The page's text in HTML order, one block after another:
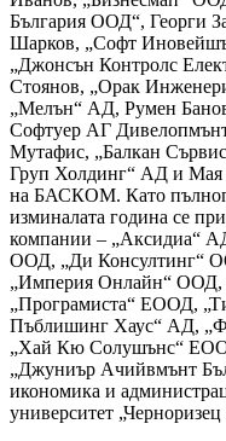
България ООД“, Георги
Шарков, „Софт
„Джонсън Контролс
Стоянов, „Орак
„Мелън“ АД, Румен
Софтуер АГ
Мутафис, „Балкан
Груп Холдинг“ АД и Мая
на БАСКОМ. Като
изминалата година се
компании – „Аксидиа“
ООД, „Ди Консултинг“
„Империя Онлайн“ ООД,
„Програмиста“ ЕООД,
Пъблишинг Хаус“ АД,
„Хай Кю Солушънс“
„Джуниър Ачийвмънт
икономика и
университет